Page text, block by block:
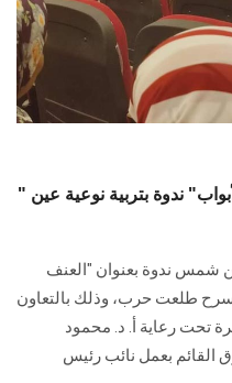
" العنف الأسري خطر نفسي خلف الأبواب" ندوة بتربية نوعية عين
شمس ندوة بعنوان "العنف
طلعت حرب، وذلك بالتعاون
تحت رعاية أ. د. محمود
القائم بعمل نائب رئيس